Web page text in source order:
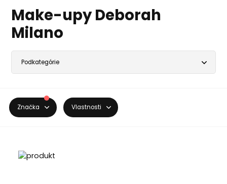
Make-upy Deborah
Milano
Značka Vlastnosti